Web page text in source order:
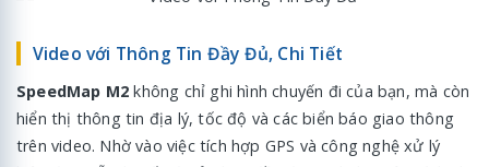
Video với Thông Tin Đầy Đủ, Chi Tiết
SpeedMap M2 không chỉ ghi hình chuyến đi của bạn, mà còn
hiển thị thông tin địa lý, tốc độ và các biển báo giao thông
trên video. Nhờ vào việc tích hợp GPS và công nghệ xử lý